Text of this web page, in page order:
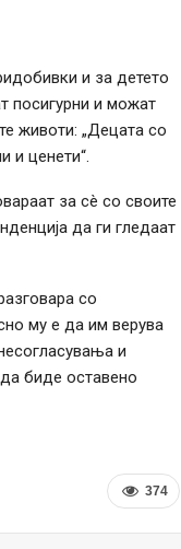
и за детето
посигурни и можат
животи: „Децата со
и ценети“.
за сè со своите
да ги гледаат
со
му е да им верува
и
биде оставено
374